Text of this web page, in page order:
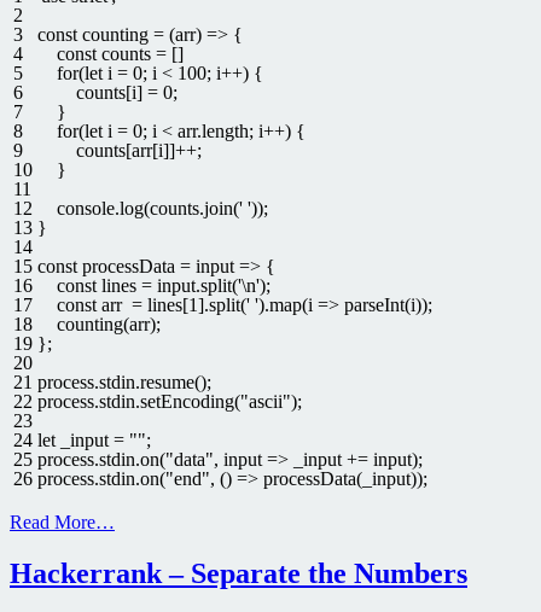
2
3
4
5
6
7
8
9
10
11
12
13
14
15
16
17
18
19
20
21
22
23
24
25
26
const counting = (arr) => {
const counts = []
for(let i = 0; i < 100; i++) {
counts[i] = 0;
}
for(let i = 0; i < arr.length; i++) {
counts[arr[i]]++;
}
console.log(counts.join(' '));
}
const processData = input => {
const lines = input.split('\n');
const arr = lines[1].split(' ').map(i => parseInt(i));
counting(arr);
};
process.stdin.resume();
process.stdin.setEncoding("ascii");
let
_input = "";
process.stdin.on("data", input => _input += input);
process.stdin.on("end", () => processData( _input));
Read More…
Hackerrank – Separate the Numbers